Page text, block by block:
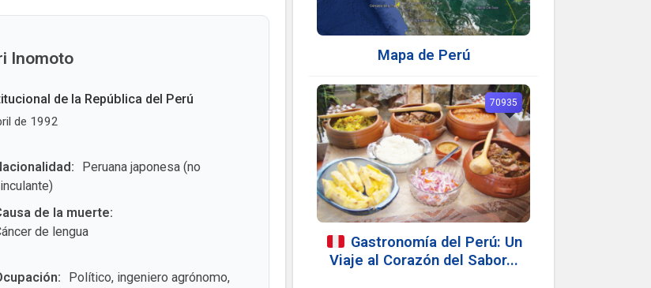
Inomoto
de la República del Perú
de 1992
Peruana japonesa (no
de la muerte:
de lengua​
Político, ingeniero agrónomo,
Mapa de Perú
Gastronomía del Perú: Un
Viaje al Corazón del Sabor...
70935